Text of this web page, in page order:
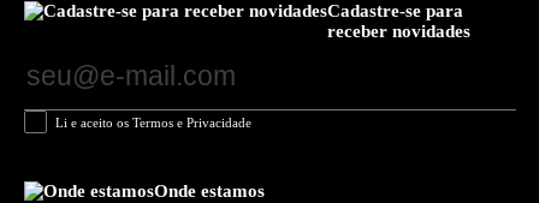
Cadastre-se para
receber novidades
Li e aceito os Termos e Privacidade
Onde estamos